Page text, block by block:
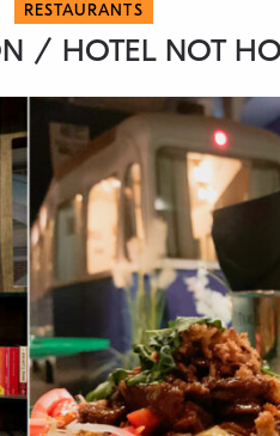
RESTAURANTS
/ HOTEL NOT